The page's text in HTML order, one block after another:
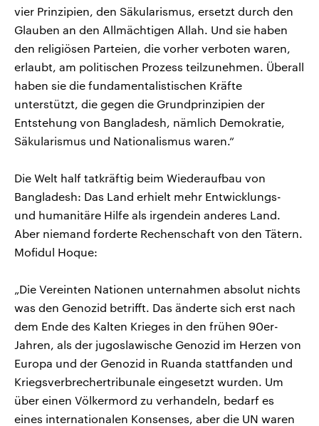
vier Prinzipien, den Säkularismus, ersetzt durch den
Glauben an den Allmächtigen Allah. Und sie haben
den religiösen Parteien, die vorher verboten waren,
erlaubt, am politischen Prozess teilzunehmen. Überall
haben sie die fundamentalistischen Kräfte
unterstützt, die gegen die Grundprinzipien der
Entstehung von Bangladesh, nämlich Demokratie,
Säkularismus und Nationalismus waren.“
Die Welt half tatkräftig beim Wiederaufbau von
Bangladesh: Das Land erhielt mehr Entwicklungs-
und humanitäre Hilfe als irgendein anderes Land.
Aber niemand forderte Rechenschaft von den Tätern.
Mofidul Hoque:
„Die Vereinten Nationen unternahmen absolut nichts
was den Genozid betrifft. Das änderte sich erst nach
dem Ende des Kalten Krieges in den frühen 90er-
Jahren, als der jugoslawische Genozid im Herzen von
Europa und der Genozid in Ruanda stattfanden und
Kriegsverbrechertribunale eingesetzt wurden. Um
über einen Völkermord zu verhandeln, bedarf es
eines internationalen Konsenses, aber die UN waren